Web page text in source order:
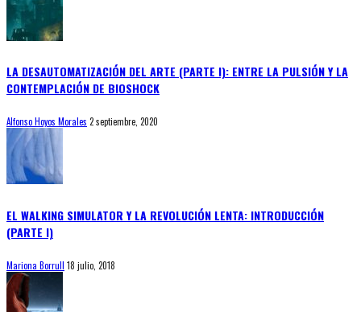
LA DESAUTOMATIZACIÓN DEL ARTE (PARTE I): ENTRE LA PULSIÓN Y LA
CONTEMPLACIÓN DE BIOSHOCK
Alfonso Hoyos Morales 2 septiembre, 2020
EL WALKING SIMULATOR Y LA REVOLUCIÓN LENTA: INTRODUCCIÓN
(PARTE I)
Mariona Borrull 18 julio, 2018